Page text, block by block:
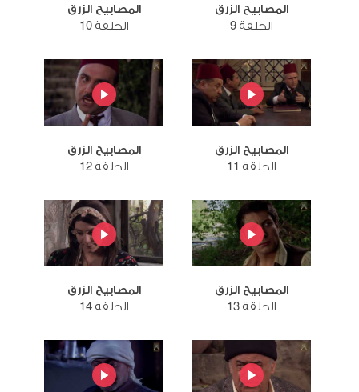
المصابيح الزرق
الحلقة 9
المصابيح الزرق
الحلقة 10
المصابيح الزرق
الحلقة 11
المصابيح الزرق
الحلقة 12
المصابيح الزرق
الحلقة 13
المصابيح الزرق
الحلقة 14